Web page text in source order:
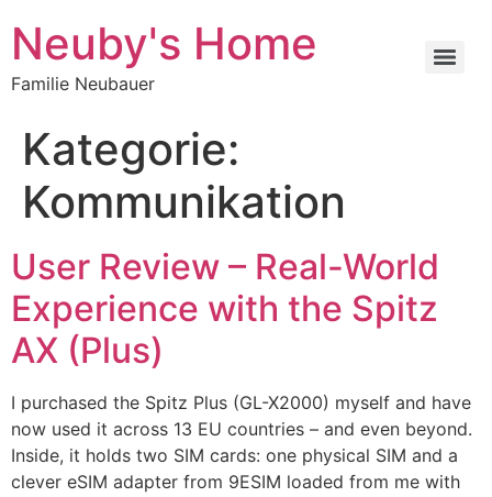
Neuby's Home
Familie Neubauer
Kategorie:
Kommunikation
User Review – Real-World
Experience with the Spitz
AX (Plus)
I purchased the Spitz Plus (GL-X2000) myself and have
now used it across 13 EU countries – and even beyond.
Inside, it holds two SIM cards: one physical SIM and a
clever eSIM adapter from 9ESIM loaded from me with